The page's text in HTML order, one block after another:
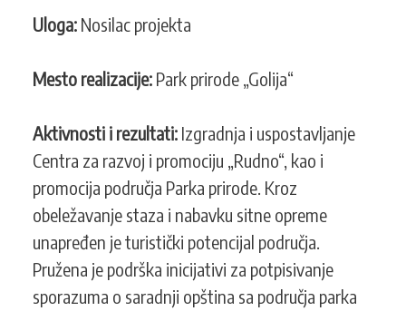
promocija
razvoj
turističkog
u
Parku
prirode
„Golija“
Uloga: Nosilac projekta
Mesto realizacije: Park prirode „Golija“
Aktivnosti i rezultati: Izgradnja i uspostavljanje
Centra za razvoj i promociju „Rudno“, kao i
promocija područja Parka prirode. Kroz
obeležavanje staza i nabavku sitne opreme
unapređen je turistički potencijal područja.
Pružena je podrška inicijativi za potpisivanje
sporazuma o saradnji opština sa područja parka